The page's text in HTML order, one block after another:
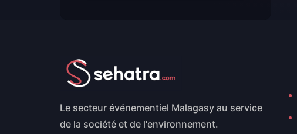
Le secteur événementiel Malagasy au service
de la société et de l'environnement.